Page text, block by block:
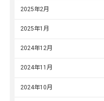
2025年2月
2025年1月
2024年12月
2024年11月
2024年10月